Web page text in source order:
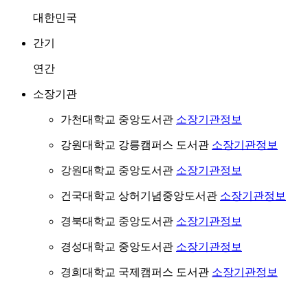
대한민국
간기
연간
소장기관
가천대학교 중앙도서관 소장기관정보
강원대학교 강릉캠퍼스 도서관 소장기관정보
강원대학교 중앙도서관 소장기관정보
건국대학교 상허기념중앙도서관 소장기관정보
경북대학교 중앙도서관 소장기관정보
경성대학교 중앙도서관 소장기관정보
경희대학교 국제캠퍼스 도서관 소장기관정보